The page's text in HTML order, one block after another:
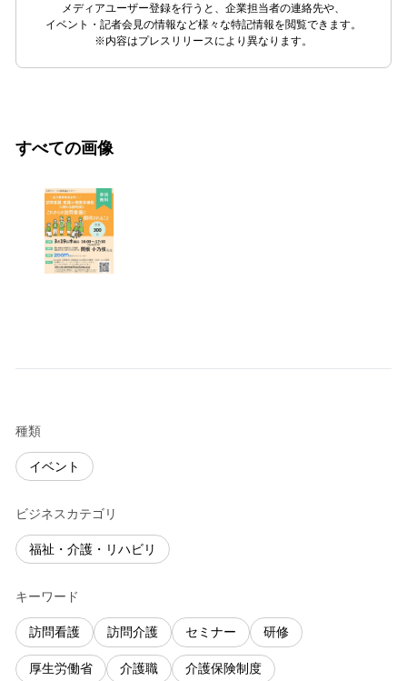
メディアユーザー登録を行うと、企業担当者の連絡先や、
イベント・記者会見の情報など様々な特記情報を閲覧できます。
※内容はプレスリリースにより異なります。
すべての画像
種類
イベント
ビジネスカテゴリ
福祉・介護・リハビリ
キーワード
訪問看護 訪問介護 セミナー 研修
厚生労働省 介護職 介護保険制度